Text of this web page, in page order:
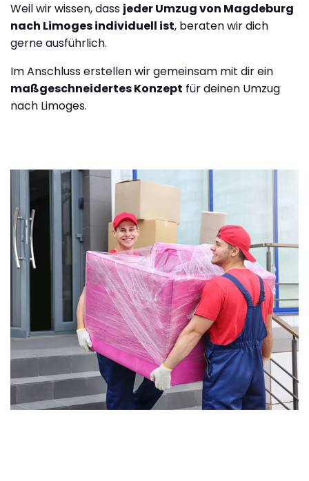
Weil wir wissen, dass jeder Umzug von Magdeburg
nach Limoges individuell ist, beraten wir dich
gerne ausführlich.
Im Anschluss erstellen wir gemeinsam mit dir ein
maßgeschneidertes Konzept für deinen Umzug
nach Limoges.